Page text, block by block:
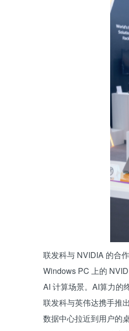
联发科与 NVIDIA 的合
Windows PC 上的
AI 计算场景。AI算力的
联发科与英伟达携手推
数据中心拉近到用户的